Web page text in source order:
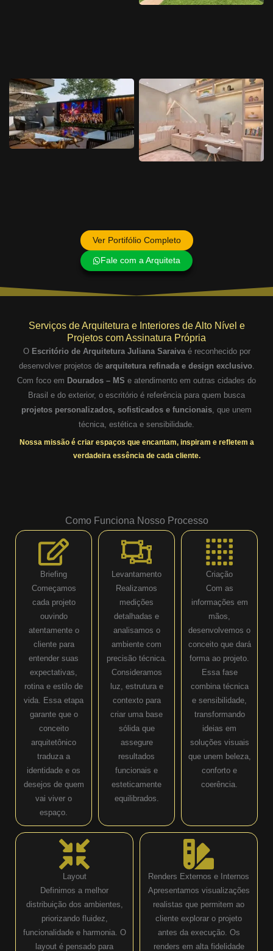
Ver Portifólio Completo
Fale com a Arquiteta
Serviços de Arquitetura e Interiores de Alto Nível e
Projetos com Assinatura Própria
O Escritório de Arquitetura Juliana Saraivaé reconhecido por
desenvolver projetos de arquitetura refinada e design exclusivo.
Com foco em Dourados – MS e atendimento em outras cidades do
Brasil e do exterior, o escritório é referência para quem busca
projetos personalizados, sofisticados e funcionais , que unem
técnica, estética e sensibilidade.
Nossa missão é criar espaços que encantam, inspiram e refletem a
verdadeira essência de cada cliente.
Como Funciona Nosso Processo
Briefing
Começamos
cada projeto
ouvindo
atentamente o
cliente para
entender suas
expectativas,
rotina e estilo de
vida. Essa etapa
garante que o
conceito
arquitetônico
traduza a
identidade e os
desejos de quem
vai viver o
espaço.
Levantamento
Realizamos
medições
detalhadas e
analisamos o
ambiente com
precisão técnica.
Consideramos
luz, estrutura e
contexto para
criar uma base
sólida que
assegure
resultados
funcionais e
esteticamente
equilibrados.
Criação
Com as
informações em
mãos,
desenvolvemos o
conceito que dará
forma ao projeto.
Essa fase
combina técnica
e sensibilidade,
transformando
ideias em
soluções visuais
que unem beleza,
conforto e
coerência.
Layout
Definimos a melhor
distribuição dos ambientes,
priorizando fluidez,
funcionalidade e harmonia. O
layout é pensado para
Renders Externos e Internos
Apresentamos visualizações
realistas que permitem ao
cliente explorar o projeto
antes da execução. Os
renders em alta fidelidade